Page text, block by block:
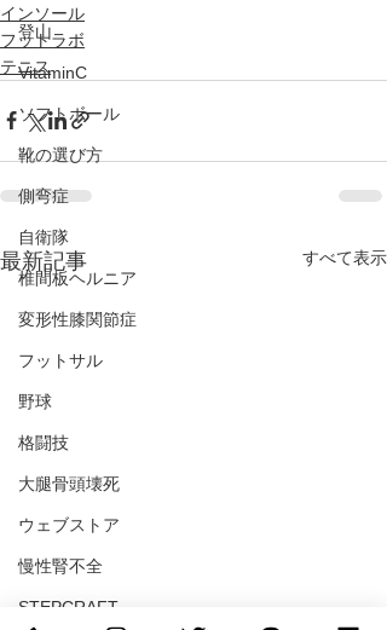
登山
VitaminC
ソフトボール
靴の選び方
側弯症
自衛隊
椎間板ヘルニア
変形性膝関節症
フットサル
野球
格闘技
大腿骨頭壊死
ウェブストア
慢性腎不全
STEPCRAFT
インソール
フットラボ
テニス
最新記事 すべて表示